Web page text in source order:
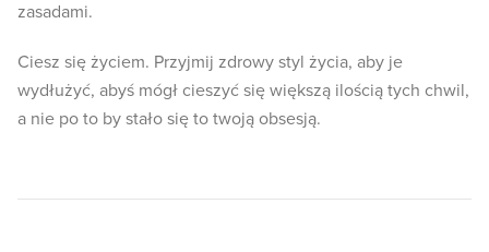
zasadami.
Ciesz się życiem. Przyjmij zdrowy styl życia, aby je
wydłużyć, abyś mógł cieszyć się większą ilością tych chwil,
a nie po to by stało się to twoją obsesją.